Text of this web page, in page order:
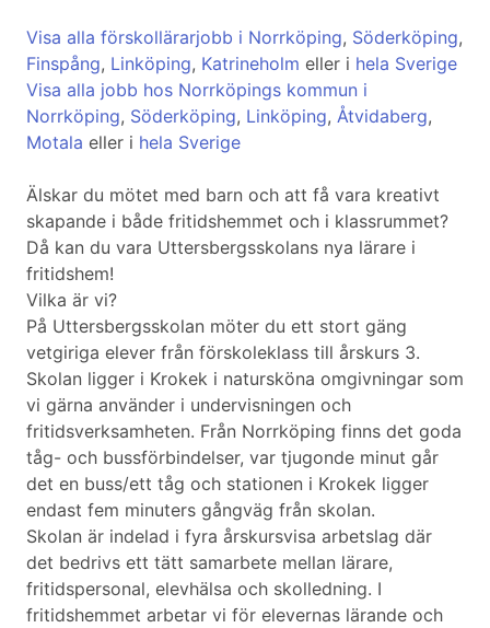
Visa alla förskollärarjobb i Norrköping, Söderköping,
Finspång, Linköping, Katrineholm eller i hela Sverige
Visa alla jobb hos Norrköpings kommun i
Norrköping, Söderköping, Linköping, Åtvidaberg,
Motala eller i hela Sverige
Älskar du mötet med barn och att få vara kreativt
skapande i både fritidshemmet och i klassrummet?
Då kan du vara Uttersbergsskolans nya lärare i
fritidshem!
Vilka är vi?
På Uttersbergsskolan möter du ett stort gäng
vetgiriga elever från förskoleklass till årskurs 3.
Skolan ligger i Krokek i natursköna omgivningar som
vi gärna använder i undervisningen och
fritidsverksamheten. Från Norrköping finns det goda
tåg- och bussförbindelser, var tjugonde minut går
det en buss/ett tåg och stationen i Krokek ligger
endast fem minuters gångväg från skolan.
Skolan är indelad i fyra årskursvisa arbetslag där
det bedrivs ett tätt samarbete mellan lärare,
fritidspersonal, elevhälsa och skolledning. I
fritidshemmet arbetar vi för elevernas lärande och